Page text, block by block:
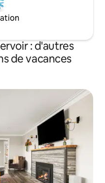
: d'autres
de vacances
appréciés